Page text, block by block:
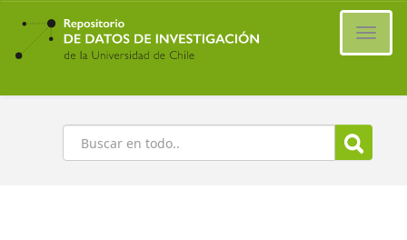
Ir
contenido
principal
Buscar